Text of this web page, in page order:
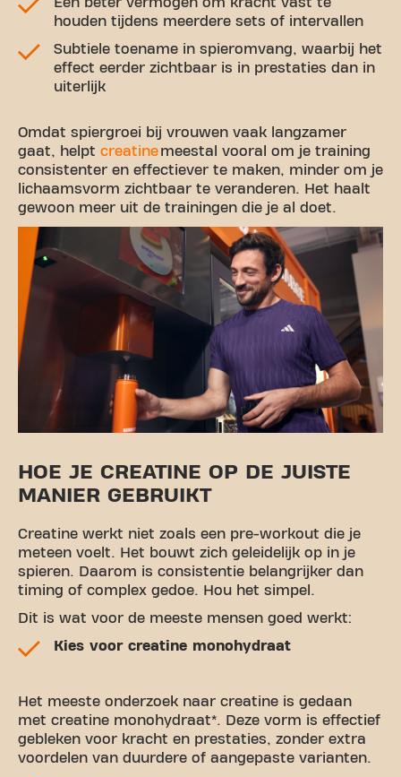
Een beter vermogen om kracht vast te
houden tijdens meerdere sets of intervallen
Subtiele toename in spieromvang, waarbij het
effect eerder zichtbaar is in prestaties dan in
uiterlijk
Omdat spiergroei bij vrouwen vaak langzamer
gaat, helpt creatinemeestal vooral om je training
consistenter en effectiever te maken, minder om je
lichaamsvorm zichtbaar te veranderen. Het haalt
gewoon meer uit de trainingen die je al doet.
HOE JE CREATINE OP DE JUISTE
MANIER GEBRUIKT
Creatine werkt niet zoals een pre-workout die je
meteen voelt. Het bouwt zich geleidelijk op in je
spieren. Daarom is consistentie belangrijker dan
timing of complex gedoe. Hou het simpel.
Dit is wat voor de meeste mensen goed werkt:
Kies voor creatine monohydraat
Het meeste onderzoek naar creatine is gedaan
met creatine monohydraat*. Deze vorm is effectief
gebleken voor kracht en prestaties, zonder extra
voordelen van duurdere of aangepaste varianten.